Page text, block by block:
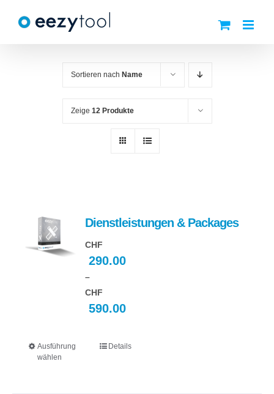
Inhalt
Sortieren nach Name
Zeige 12 Produkte
Dienstleistungen & Packages
CHF
290.00
–
CHF
590.00
Ausführung
wählen
Dieses
Details